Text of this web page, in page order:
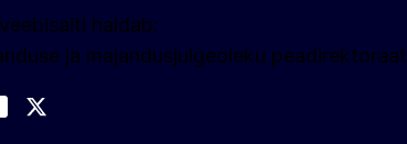
haldab:
ja majandusjulgeoleku peadirektoraat
on LinkedIn
Off podcast